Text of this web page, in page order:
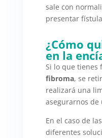
sale con
presentar
¿Cómo
en la
Si lo que tienes
fibroma, se
realizará una
asegurarnos de
En el caso de las
diferentes